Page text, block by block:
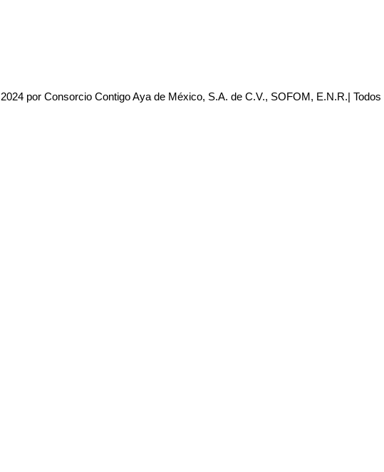
por Consorcio Contigo Aya de México, S.A. de C.V., SOFOM, E.N.R.|